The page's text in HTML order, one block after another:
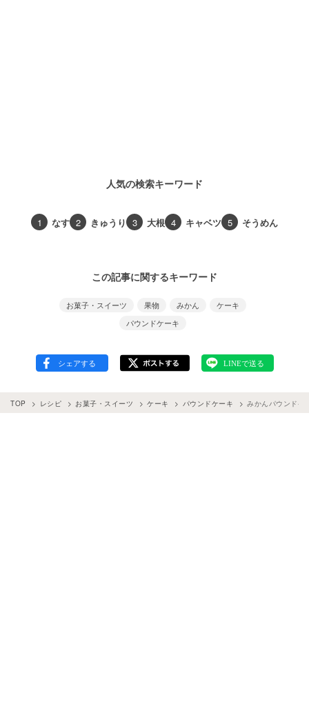
人気の検索キーワード
1 なす 2 きゅうり 3 大根 4 キャベツ 5 そうめん
この記事に関するキーワード
お菓子・スイーツ 果物 みかん
ケーキ
パウンドケーキ
TOP レシピ お菓子・スイーツ ケーキ パウンドケーキ みかんパウンドケ